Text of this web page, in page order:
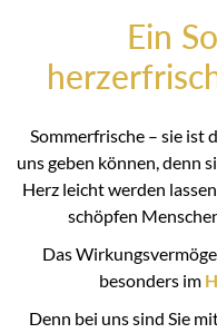
Ein
Sommerfrische – sie ist
uns geben können, denn
Herz leicht werden
schöpfen
Das
besonders im
Denn bei uns sind Sie